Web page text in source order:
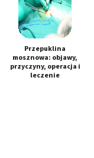
Przepuklina
mosznowa: objawy,
przyczyny, operacja i
leczenie